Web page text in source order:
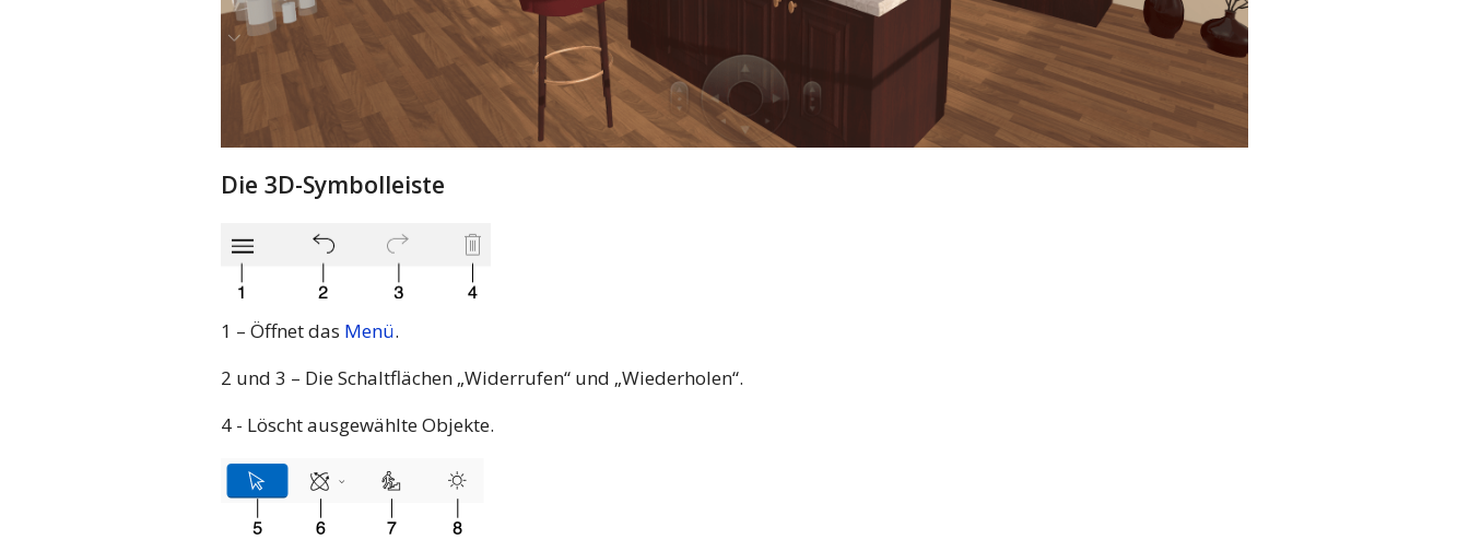
Die 3D-Symbolleiste
1 – Öffnet das Menü.
2 und 3 – Die Schaltflächen „Widerrufen“ und „Wiederholen“.
4 - Löscht ausgewählte Objekte.